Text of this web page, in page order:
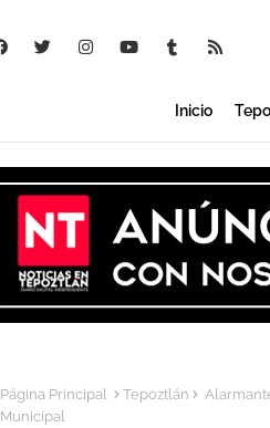
Inicio
Página Principal Tepoztlán
Municipal